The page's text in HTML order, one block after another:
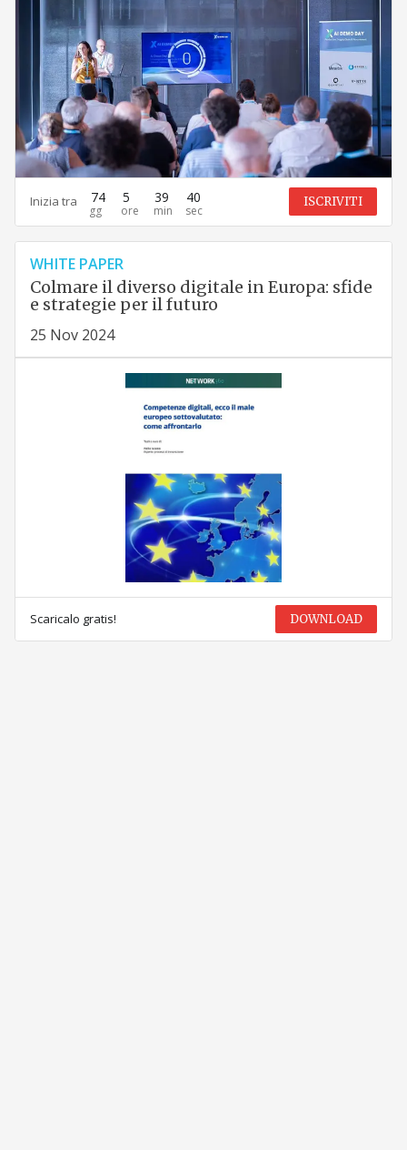
Inizia tra 74 5 39 38 ISCRIVITI
WHITE PAPER
Colmare il diverso digitale in Europa: sfide
e strategie per il futuro
25 Nov 2024
Scaricalo gratis! DOWNLOAD